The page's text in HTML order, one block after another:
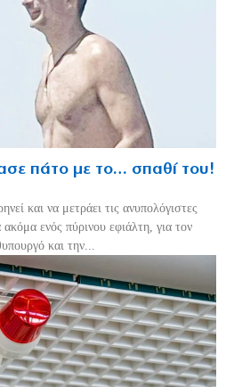
πάτο με το… σπαθί του!
και να μετράει τις ανυπολόγιστες
ενός πύρινου εφιάλτη, για τον
και την...